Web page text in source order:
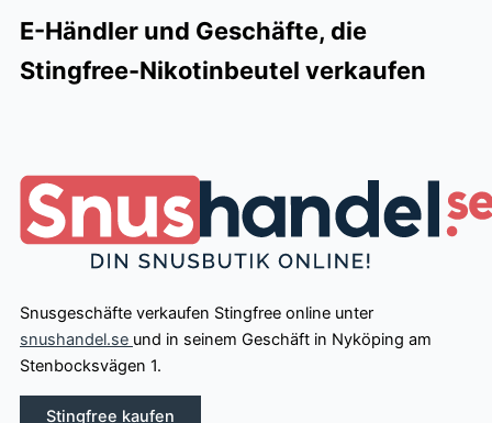
E-Händler und Geschäfte, die
Stingfree-Nikotinbeutel verkaufen
Snusgeschäfte verkaufen Stingfree online unter
snushandel.se und in seinem Geschäft in Nyköping am
Stenbocksvägen 1.
Stingfree kaufen